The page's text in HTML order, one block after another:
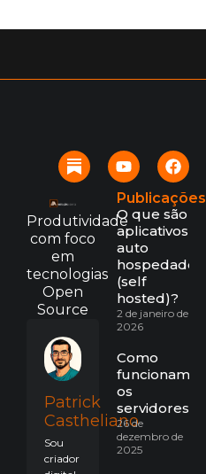
Produtividade
com foco
em
tecnologias
Open
Source
Patrick
Castheliano
Sou
criador
Publicações
O que são
aplicativos
auto
hospedados
(self
hosted)?
2 de janeiro de
2026
Como
funcionam
os
servidores?
26 de
dezembro de
2025